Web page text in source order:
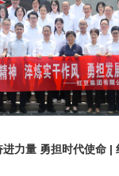
力量 勇担时代使命 |